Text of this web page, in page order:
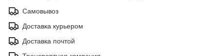
Самовывоз
Доставка курьером
Доставка почтой